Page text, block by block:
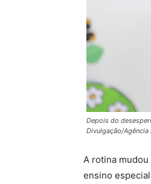
Depois do
Divulgação/Agência
A rotina
ensino